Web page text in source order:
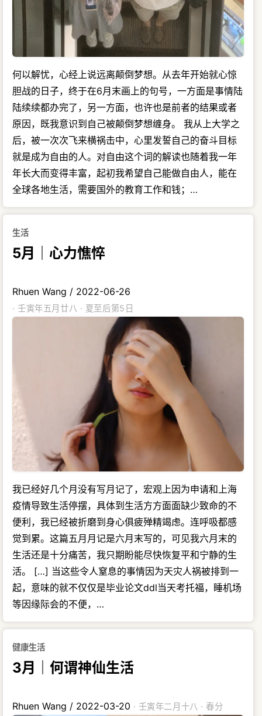
何以解忧，心经上说远离颠倒梦想。从去年开始就心惊
胆战的日子，终于在6月末画上的句号，一方面是事情陆
陆续续都办完了，另一方面，也许也是前者的结果或者
原因，既我意识到自己被颠倒梦想缠身。 我从上大学之
后，被一次次飞来横祸击中，心里发誓自己的奋斗目标
就是成为自由的人。对自由这个词的解读也随着我一年
年长大而变得丰富，起初我希望自己能做自由人，能在
全球各地生活，需要国外的教育工作和钱；…
生活
5月｜心力憔悴
Rhuen Wang / 2022-06-26
· 壬寅年五月廿八 · 夏至后第5日
我已经好几个月没有写月记了，宏观上因为申请和上海
疫情导致生活停摆，具体到生活方方面面缺少致命的不
便利，我已经被折磨到身心俱疲殚精竭虑。连呼吸都感
觉到累。这篇五月月记是六月末写的，可见我六月末的
生活还是十分痛苦，我只期盼能尽快恢复平和宁静的生
活。 […] 当这些令人窒息的事情因为天灾人祸被排到一
起，意味的就不仅仅是毕业论文ddl当天考托福，睡机场
等因缘际会的不便，…
健康生活
3月｜何谓神仙生活
Rhuen Wang / 2022-03-20 · 壬寅年二月十八 · 春分